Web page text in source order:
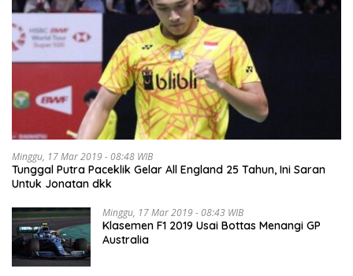
Minggu, 17 Mar 2019 - 08:48 WIB
Tunggal Putra Paceklik Gelar All England 25 Tahun, Ini Saran
Untuk Jonatan dkk
Minggu, 17 Mar 2019 - 08:43 WIB
Klasemen F1 2019 Usai Bottas Menangi GP
Australia